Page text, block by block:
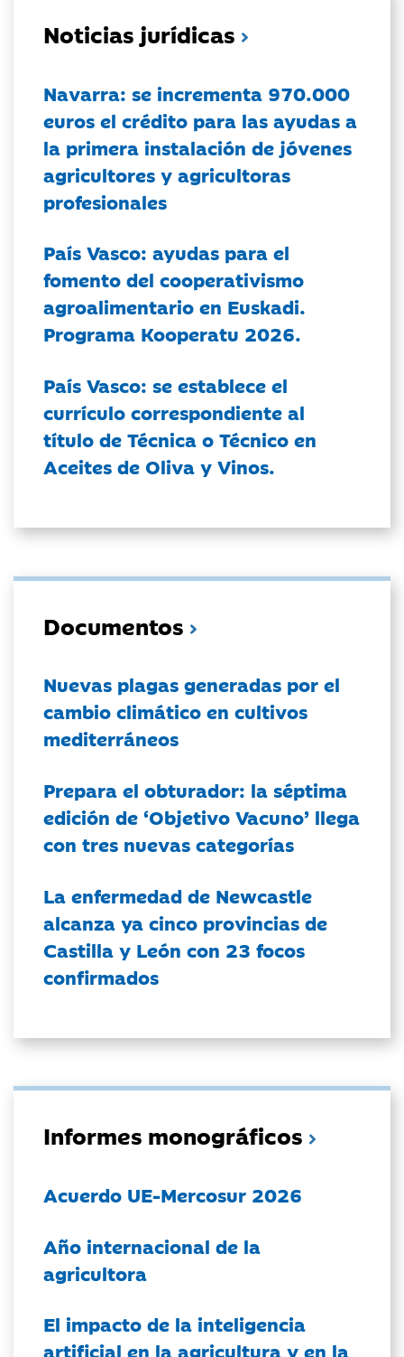
Noticias jurídicas
Navarra: se incrementa 970.000
euros el crédito para las ayudas a
la primera instalación de jóvenes
agricultores y agricultoras
profesionales
País Vasco: ayudas para el
fomento del cooperativismo
agroalimentario en Euskadi.
Programa Kooperatu 2026.
País Vasco: se establece el
currículo correspondiente al
título de Técnica o Técnico en
Aceites de Oliva y Vinos.
Documentos
Nuevas plagas generadas por el
cambio climático en cultivos
mediterráneos
Prepara el obturador: la séptima
edición de ‘Objetivo Vacuno’ llega
con tres nuevas categorías
La enfermedad de Newcastle
alcanza ya cinco provincias de
Castilla y León con 23 focos
confirmados
Informes monográficos
Acuerdo UE-Mercosur 2026
Año internacional de la
agricultora
El impacto de la inteligencia
artificial en la agricultura y en la